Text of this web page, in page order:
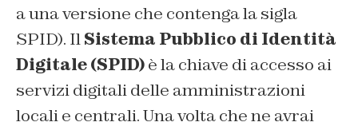
a una versione che contenga la sigla
SPID). IlSistema Pubblico di Identità
Digitale (SPID)è la chiave di accesso ai
servizi digitali delle amministrazioni
locali e centrali. Una volta che ne avrai